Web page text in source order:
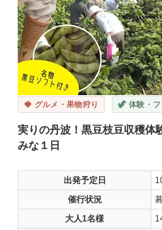
🍓 グルメ・果物狩り 🦖 体験・
実りの丹波！黒豆枝豆収穫体
みな１日
出発予定日
催行状況
大人1名様